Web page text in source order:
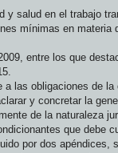
y salud en el trabajo
mínimas en materia
entre los que
las obligaciones de la
y concretar la
de la naturaleza
que debe
por dos apéndices,